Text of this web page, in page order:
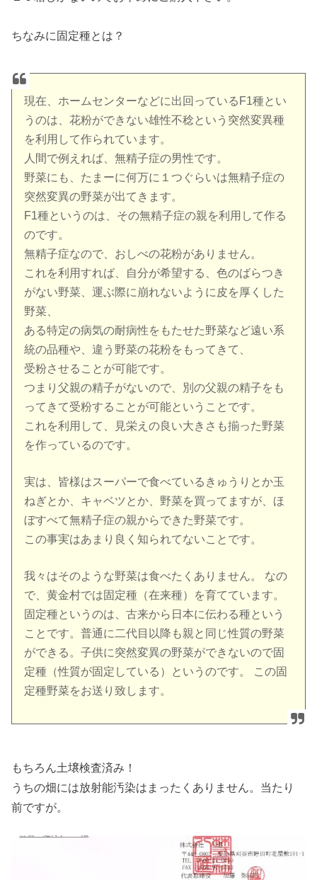
ちなみに固定種とは？
現在、ホームセンターなどに出回っているF1種とい
うのは、花粉ができない雄性不稔という突然変異種
を利用して作られています。
人間で例えれば、無精子症の男性です。
野菜にも、たまーに何万に１つぐらいは無精子症の
突然変異の野菜が出てきます。
F1種というのは、その無精子症の親を利用して作る
のです。
無精子症なので、おしべの花粉がありません。
これを利用すれば、自分が希望する、色のばらつき
がない野菜、運ぶ際に崩れないように皮を厚くした
野菜、
ある特定の病気の耐病性をもたせた野菜など遠い系
統の品種や、違う野菜の花粉をもってきて、
受粉させることが可能です。
つまり父親の精子がないので、別の父親の精子をも
ってきて受粉することが可能ということです。
これを利用して、見栄えの良い大きさも揃った野菜
を作っているのです。
実は、皆様はスーパーで食べているきゅうりとか玉
ねぎとか、キャベツとか、野菜を買ってますが、ほ
ぼすべて無精子症の親からできた野菜です。
この事実はあまり良く知られてないことです。
我々はそのような野菜は食べたくありません。 なの
で、黄金村では固定種（在来種）を育てています。
固定種というのは、古来から日本に伝わる種という
ことです。普通に二代目以降も親と同じ性質の野菜
ができる。子供に突然変異の野菜ができないので固
定種（性質が固定している）というのです。 この固
定種野菜をお送り致します。
もちろん土壌検査済み！
うちの畑には放射能汚染はまったくありません。当たり
前ですが。